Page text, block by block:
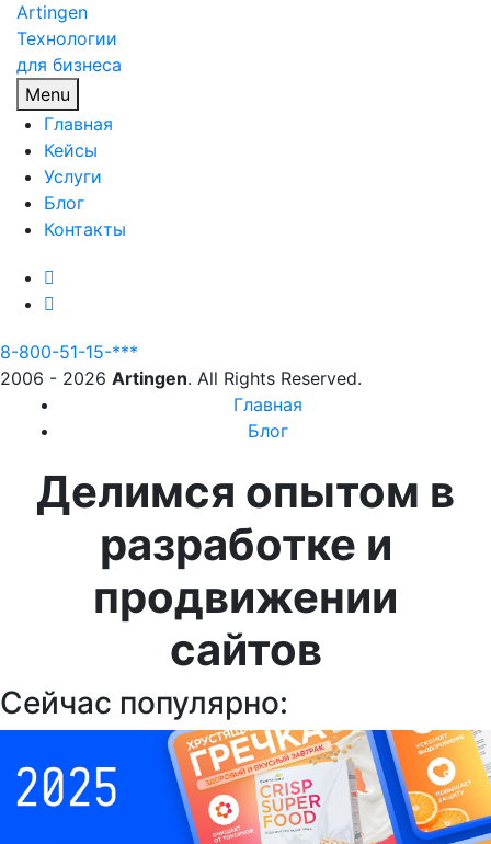
Artingen
Технологии
для бизнеса
Menu
Главная
Кейсы
Услуги
Блог
Контакты
8-800-51-15-***
2006 - 2026 Artingen. All Rights Reserved.
Главная
Блог
Делимся опытом в
разработке и
продвижении
сайтов
Сейчас популярно: